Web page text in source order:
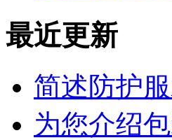
最近更新
简述防护
为您介绍